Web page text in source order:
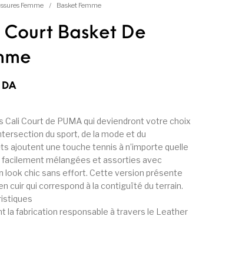
Femme / Basket Femme
Court Basket De
DA à 16 950DA
Court de PUMA qui deviendront votre choix
du sport, de la mode et du
ajoutent une touche tennis à n’importe quelle
mélangées et assorties avec
look chic sans effort. Cette version présente
cuir qui correspond à la contiguïté du terrain.
la fabrication responsable à travers le Leather